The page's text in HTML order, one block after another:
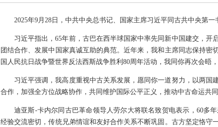
2025年9月28日，中共中央总书记、国家主席习近平同古共中央第
习近平指出，65年前，古巴在西半球国家中率先同新中国建交，
团结合作、发展中国家真诚互助的典范。近年来，我和主席同志保持
国人民抗日战争暨世界反法西斯战争胜利80周年活动，我同你再次会晤
习近平强调，我高度重视中古关系发展，愿同你一道努力，以两
合作，加强全方位战略协作，共同维护国际公平正义，推动中古命运共
迪亚斯-卡内尔同古巴革命领导人劳尔大将联名致贺电表示，60多
经验交流密切，传统兄弟情谊和友好合作关系不断巩固。古方坚定恪